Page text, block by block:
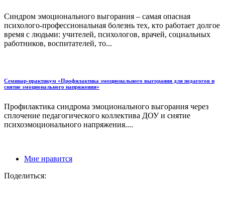
Синдром эмоционального выгорания – самая опасная
психолого-профессиональная болезнь тех, кто работает долгое
время с людьми: учителей, психологов, врачей, социальных
работников, воспитателей, то...
Семинар-практикум «Профилактика эмоционального выгорания для педагогов и
снятие эмоционального напряжения»
Профилактика синдрома эмоционального выгорания через
сплочение педагогического коллектива ДОУ и снятие
психоэмоционального напряжения....
Мне нравится
Поделиться: